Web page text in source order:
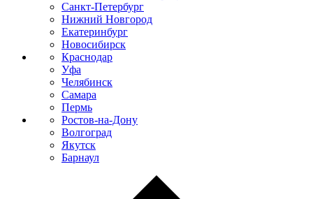
Санкт-Петербург
Нижний Новгород
Екатеринбург
Новосибирск
Краснодар
Уфа
Челябинск
Самара
Пермь
Ростов-на-Дону
Волгоград
Якутск
Барнаул